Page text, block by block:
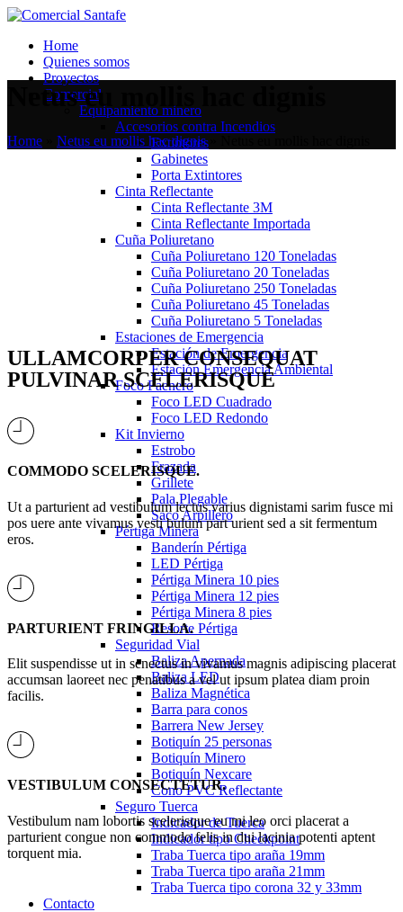
Home
Quienes somos
Proyectos
Comercial
Equipamiento minero
Accesorios contra Incendios
Extintores
Gabinetes
Porta Extintores
Cinta Reflectante
Cinta Reflectante 3M
Cinta Reflectante Importada
Cuña Poliuretano
Cuña Poliuretano 120 Toneladas
Cuña Poliuretano 20 Toneladas
Cuña Poliuretano 250 Toneladas
Cuña Poliuretano 45 Toneladas
Cuña Poliuretano 5 Toneladas
Estaciones de Emergencia
Estación de Emergencia
Estación Emergencia Ambiental
Foco Faenero
Foco LED Cuadrado
Foco LED Redondo
Kit Invierno
Estrobo
Frazada
Grillete
Pala Plegable
Saco Arpillero
Pértiga Minera
Banderín Pértiga
LED Pértiga
Pértiga Minera 10 pies
Pértiga Minera 12 pies
Pértiga Minera 8 pies
Resorte Pértiga
Seguridad Vial
Baliza Apernada
Baliza LED
Baliza Magnética
Barra para conos
Barrera New Jersey
Botiquín 25 personas
Botiquín Minero
Botiquín Nexcare
Cono PVC Reflectante
Seguro Tuerca
Indicador de Tuerca
Indicador tipo Checkpoint
Traba Tuerca tipo araña 19mm
Traba Tuerca tipo araña 21mm
Traba Tuerca tipo corona 32 y 33mm
Contacto
Netus eu mollis hac dignis
Home Netus eu mollis hac dignis»
ULLAMCORPER CONSEQUAT
PULVINAR SCELERISQUE
COMMODO SCELERISQUE.
Ut a parturient ad vestibulum lectus varius dignistami sarim fusce mi
pos uere ante vivamus vesti bulum part urient sed a sit fermentum
eros.
PARTURIENT FRINGILLA.
Elit suspendisse ut in senectus in vivamus magnis adipiscing placerat
accumsan laoreet nec penatibus a vel ut ipsum platea diam proin
facilis.
VESTIBULUM CONSECTETUR.
Vestibulum nam lobortis scelerisque eu mi leo orci placerat a
parturient congue non commodo felis in dui lacinia potenti aptent
torquent mia.